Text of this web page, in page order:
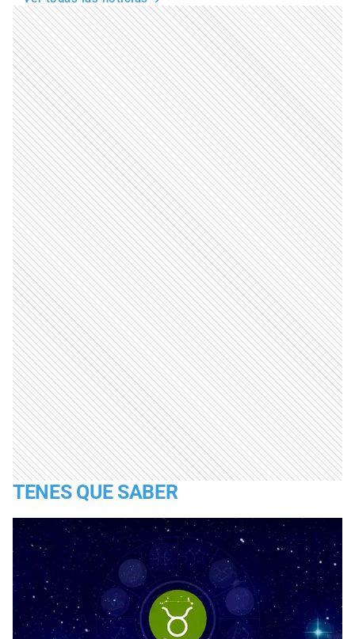
TENES QUE SABER